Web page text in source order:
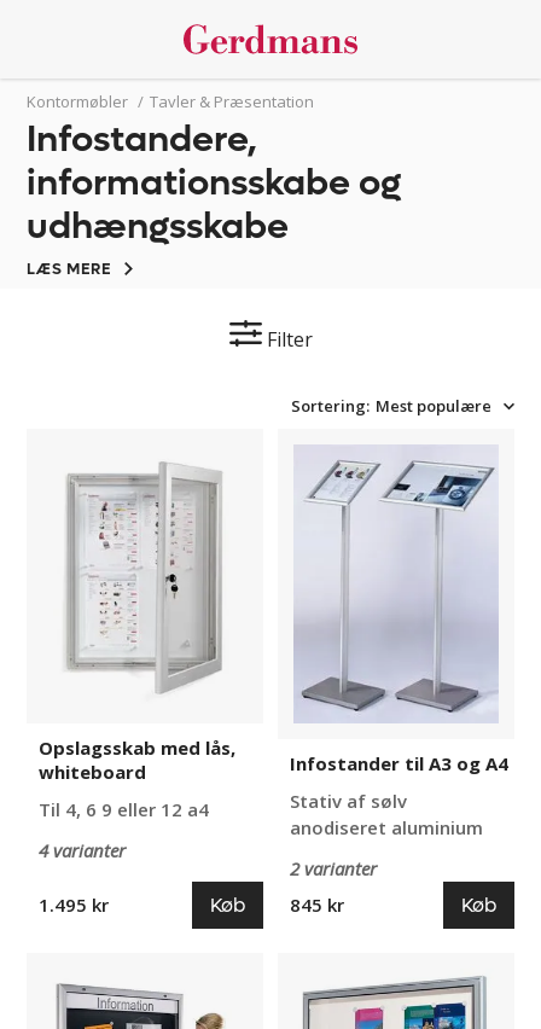
Kontormøbler / Tavler & Præsentation
Infostandere,
informationsskabe og
udhængsskabe
LÆS MERE
Filter
Sortering: Mest populære
whiteboard
Opslagsskab med lås,
whiteboard
Til 4, 6 9 eller 12 a4
4 varianter
1.495 kr Køb
Infostander
Infostander til A3 og A4
Stativ af sølv
anodiseret aluminium
2 varianter
845 kr
Køb
udendørs
udendørs